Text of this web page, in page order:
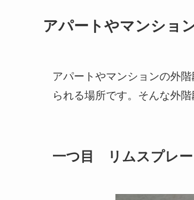
アパートやマンショ
アパートやマンションの外
られる場所です。そんな外
一つ目 リムスプレー